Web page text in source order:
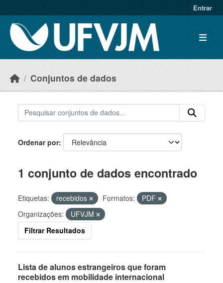
Entrar
Conjuntos de dados
Ordenar por
1 conjunto de dados encontrado
Etiquetas: recebidos Formatos:
PDF
Organizações:
UFVJM
Filtrar Resultados
Lista de alunos estrangeiros que foram
recebidos em mobilidade internacional